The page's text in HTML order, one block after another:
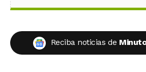
Reciba noticias de